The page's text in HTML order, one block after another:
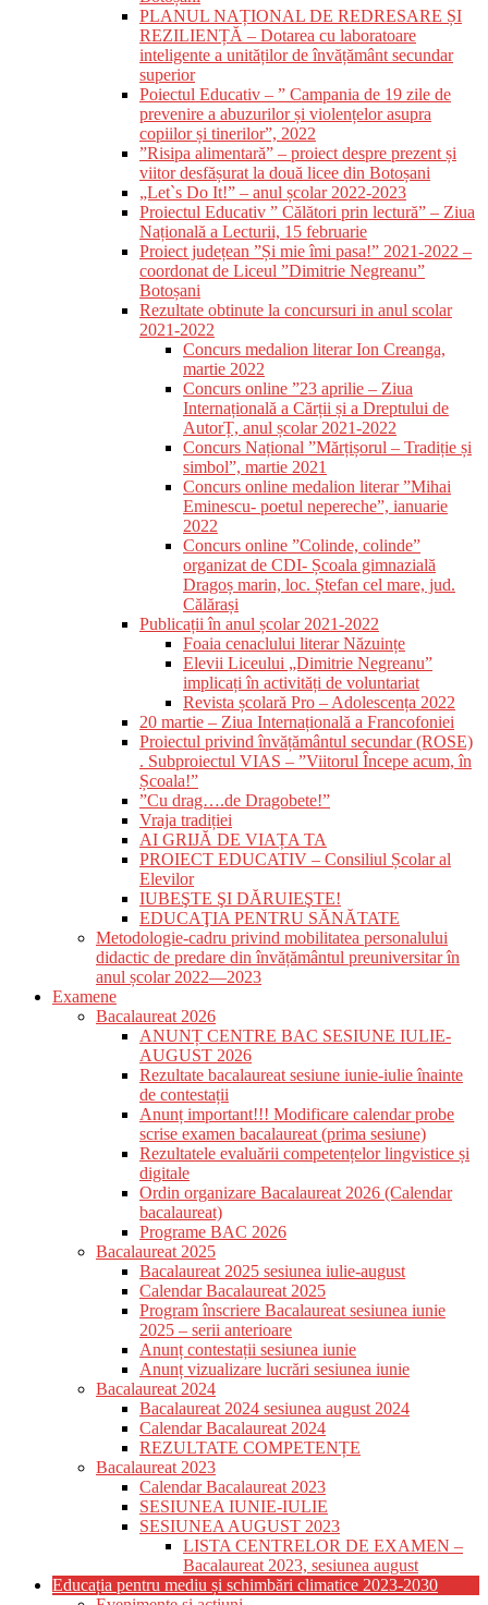
PLANUL NAȚIONAL DE REDRESARE ȘI
REZILIENȚĂ – Dotarea cu laboratoare
inteligente a unităților de învățământ secundar
superior
Poiectul Educativ – ” Campania de 19 zile de
prevenire a abuzurilor și violențelor asupra
copiilor și tinerilor”, 2022
”Risipa alimentară” – proiect despre prezent și
viitor desfășurat la două licee din Botoșani
„Let`s Do It!” – anul școlar 2022-2023
Proiectul Educativ ” Călători prin lectură” – Ziua
Națională a Lecturii, 15 februarie
Proiect județean ”Și mie îmi pasa!” 2021-2022 –
coordonat de Liceul ”Dimitrie Negreanu”
Botoșani
Rezultate obtinute la concursuri in anul scolar
2021-2022
Concurs medalion literar Ion Creanga,
martie 2022
Concurs online ”23 aprilie – Ziua
Internațională a Cărții și a Dreptului de
AutorȚ, anul școlar 2021-2022
Concurs Național ”Mărțișorul – Tradiție și
simbol”, martie 2021
Concurs online medalion literar ”Mihai
Eminescu- poetul nepereche”, ianuarie
2022
Concurs online ”Colinde, colinde”
organizat de CDI- Școala gimnazială
Dragoș marin, loc. Ștefan cel mare, jud.
Călărași
Publicații în anul școlar 2021-2022
Foaia cenaclului literar Năzuințe
Elevii Liceului „Dimitrie Negreanu”
implicați în activități de voluntariat
Revista școlară Pro – Adolescența 2022
20 martie – Ziua Internațională a Francofoniei
Proiectul privind învățământul secundar (ROSE)
. Subproiectul VIAS – ”Viitorul Începe acum, în
Școala!”
”Cu drag….de Dragobete!”
Vraja tradiției
AI GRIJĂ DE VIAȚA TA
PROIECT EDUCATIV – Consiliul Școlar al
Elevilor
IUBEŞTE ŞI DĂRUIEŞTE!
EDUCAŢIA PENTRU SĂNĂTATE
Metodologie-cadru privind mobilitatea personalului
didactic de predare din învățământul preuniversitar în
anul școlar 2022—2023
Examene
Bacalaureat 2026
ANUNȚ CENTRE BAC SESIUNE IULIE-
AUGUST 2026
Rezultate bacalaureat sesiune iunie-iulie înainte
de contestații
Anunț important!!! Modificare calendar probe
scrise examen bacalaureat (prima sesiune)
Rezultatele evaluării competențelor lingvistice și
digitale
Ordin organizare Bacalaureat 2026 (Calendar
bacalaureat)
Programe BAC 2026
Bacalaureat 2025
Bacalaureat 2025 sesiunea iulie-august
Calendar Bacalaureat 2025
Program înscriere Bacalaureat sesiunea iunie
2025 – serii anterioare
Anunț contestații sesiunea iunie
Anunț vizualizare lucrări sesiunea iunie
Bacalaureat 2024
Bacalaureat 2024 sesiunea august 2024
Calendar Bacalaureat 2024
REZULTATE COMPETENȚE
Bacalaureat 2023
Calendar Bacalaureat 2023
SESIUNEA IUNIE-IULIE
SESIUNEA AUGUST 2023
LISTA CENTRELOR DE EXAMEN –
Bacalaureat 2023, sesiunea august
Educația pentru mediu și schimbări climatice 2023-2030